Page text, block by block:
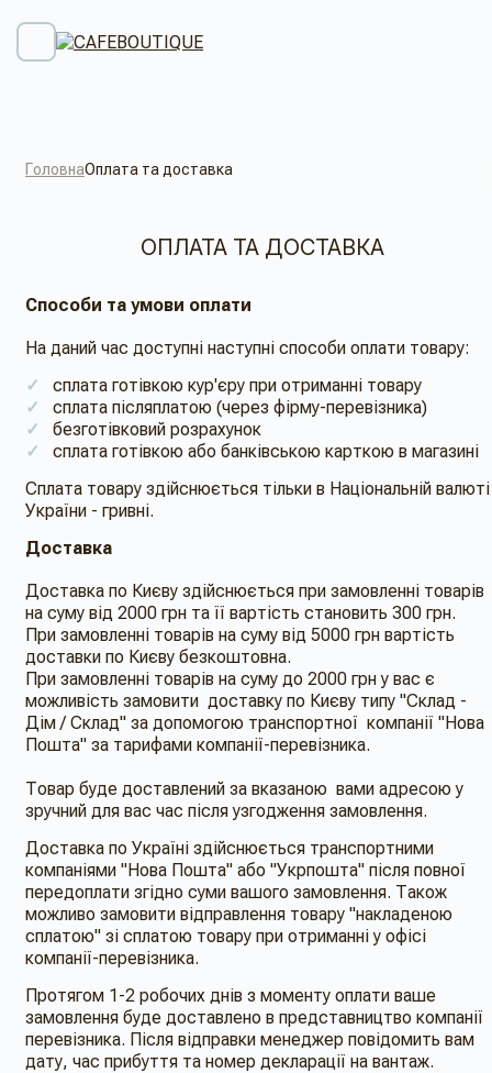
ГоловнаОплата та доставка
ОПЛАТА ТА ДОСТАВКА
Способи та умови оплати
На даний час доступні наступні способи оплати товару:
сплата готівкою кур'єру при отриманні товару
сплата післяплатою (через фірму-перевізника)
безготівковий розрахунок
сплата готівкою або банківською карткою в магазині
Сплата товару здійснюється тільки в Національній валюті
України - гривні.
Доставка
Доставка по Києву здійснюється при замовленні товарів
на суму від 2000 грн та її вартість становить 300 грн.
При замовленні товарів на суму від 5000 грн вартість
доставки по Києву безкоштовна.
При замовленні товарів на суму до 2000 грн у вас є
можливість замовити доставку по Києву типу "Склад -
Дім / Склад" за допомогою транспортної компанії "Нова
Пошта" за тарифами компанії-перевізника.
Товар буде доставлений за вказаною вами адресою у
зручний для вас час після узгодження замовлення.
Доставка по Україні здійснюється транспортними
компаніями "Нова Пошта" або "Укрпошта" після повної
передоплати згідно суми вашого замовлення. Також
можливо замовити відправлення товару "накладеною
сплатою" зі сплатою товару при отриманні у офісі
компанії-перевізника.
Протягом 1-2 робочих днів з моменту оплати ваше
замовлення буде доставлено в представництво компанії
перевізника. Після відправки менеджер повідомить вам
дату, час прибуття та номер декларації на вантаж.